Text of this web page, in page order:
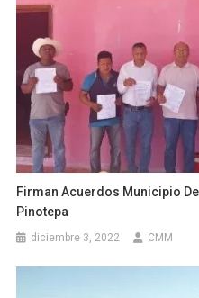
Firman Acuerdos Municipio
Pinotepa
diciembre 3, 2022 CMM